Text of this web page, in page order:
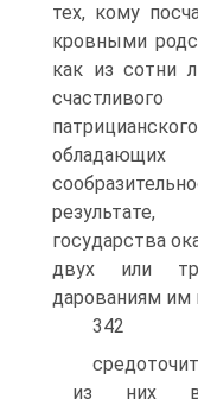
тех, кому
кровными
как из сотни
государства
двух или
дарованиям им
342
из них в